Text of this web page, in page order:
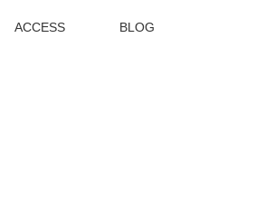
ACCESS BLOG